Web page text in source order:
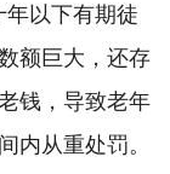
年以下有期徒
额巨大，还存
钱，导致老年
内从重处罚。